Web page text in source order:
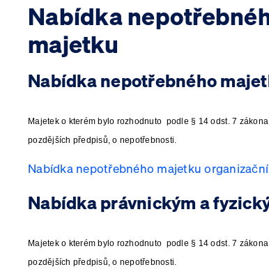
Nabídka
majetku
​Majetek o kterém bylo rozhodnuto podle § 14 odst. 7
pozdějších předpisů, o nepotřebnosti.
Nabídka nepotřebného majetku
​Nabídka právnickým a
Majetek o kterém bylo rozhodnuto podle § 14 odst. 7
pozdějších předpisů, o nepotřebnosti.